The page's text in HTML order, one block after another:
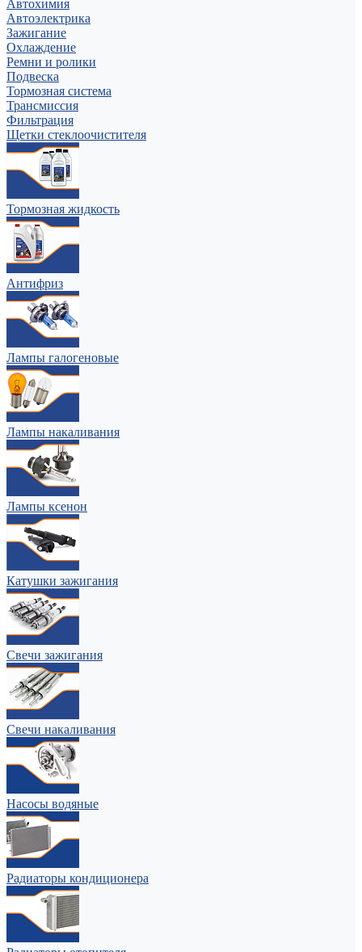
Автохимия
Автоэлектрика
Зажигание
Охлаждение
Ремни и ролики
Подвеска
Тормозная система
Трансмиссия
Фильтрация
Щетки стеклоочистителя
Тормозная жидкость
Антифриз
Лампы галогеновые
Лампы накаливания
Лампы ксенон
Катушки зажигания
Свечи зажигания
Свечи накаливания
Насосы водяные
Радиаторы кондиционера